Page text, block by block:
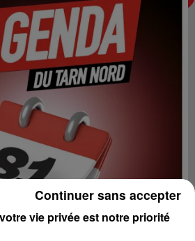
vie privée est notre priorité
Continuer sans accepter